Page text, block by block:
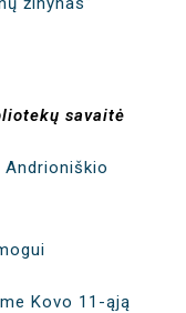
savaitė
Andrioniškio
Kovo 11-ąją